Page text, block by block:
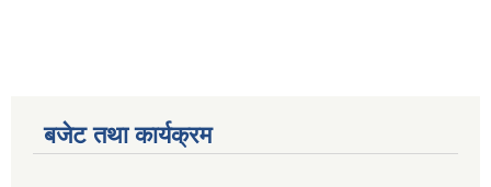
बजेट तथा कार्यक्रम